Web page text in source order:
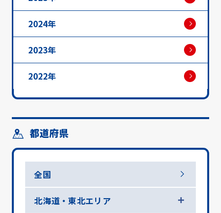
2024年
2023年
2022年
都道府県
全国
北海道・東北エリア